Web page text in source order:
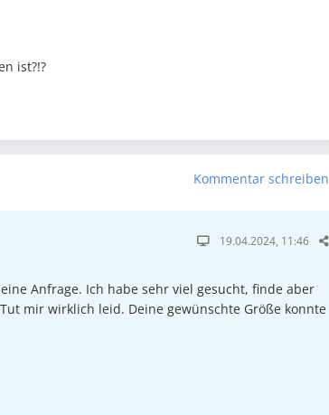
ist?!?
Kommentar schreiben
19.04.2024, 11:46
Anfrage. Ich habe sehr viel gesucht, finde aber
mir wirklich leid. Deine gewünschte Größe konnte